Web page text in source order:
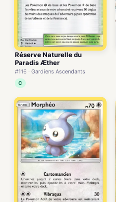
Réserve Naturelle du
Paradis Æther
#116 · Gardiens Ascendants
C